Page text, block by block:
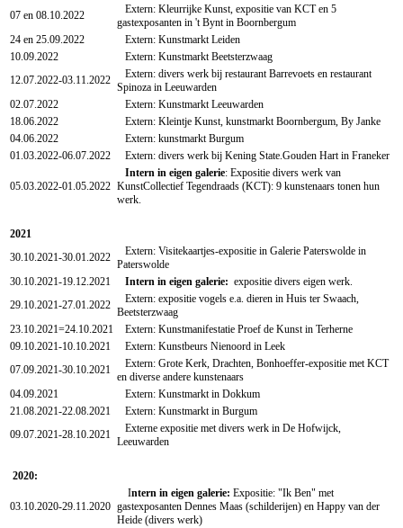
07 en 08.10.2022
Extern: Kleurrijke Kunst, expositie van KCT en 5
gastexposanten in 't Bynt in Boornbergum
24 en 25.09.2022
Extern: Kunstmarkt Leiden
10.09.2022
Extern: Kunstmarkt Beetsterzwaag
12.07.2022-03.11.2022
Extern: divers werk bij restaurant Barrevoets en restaurant
Spinoza in Leeuwarden
02.07.2022
Extern: Kunstmarkt Leeuwarden
18.06.2022
Extern: Kleintje Kunst, kunstmarkt Boornbergum, By Janke
04.06.2022
Extern: kunstmarkt Burgum
01.03.2022-06.07.2022
Extern: divers werk bij Kening State.Gouden Hart in Franeker
05.03.2022-01.05.2022
Intern in eigen galerie: Expositie divers werk van
KunstCollectief Tegendraads (KCT): 9 kunstenaars tonen hun
werk.
2021
30.10.2021-30.01.2022
Extern: Visitekaartjes-expositie in Galerie Paterswolde in
Paterswolde
30.10.2021-19.12.2021
Intern in eigen galerie: expositie divers eigen werk.
29.10.2021-27.01.2022
Extern: expositie vogels e.a. dieren in Huis ter Swaach,
Beetsterzwaag
23.10.2021=24.10.2021
Extern: Kunstmanifestatie Proef de Kunst in Terherne
09.10.2021-10.10.2021
Extern: Kunstbeurs Nienoord in Leek
07.09.2021-30.10.2021
Extern: Grote Kerk, Drachten, Bonhoeffer-expositie met KCT
en diverse andere kunstenaars
04.09.2021
Extern: Kunstmarkt in Dokkum
21.08.2021-22.08.2021
Extern: Kunstmarkt in Burgum
09.07.2021-28.10.2021
Externe expositie met divers werk in De Hofwijck,
Leeuwarden
2020:
03.10.2020-29.11.2020
Intern in eigen galerie: Expositie: "Ik Ben" met
gastexposanten Dennes Maas (schilderijen) en Happy van der
Heide (divers werk)